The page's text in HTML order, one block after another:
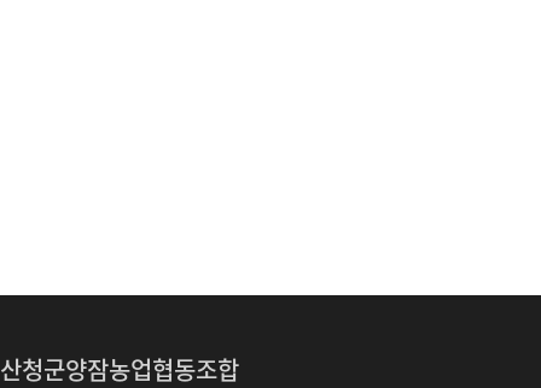
산청군양잠농업협동조합